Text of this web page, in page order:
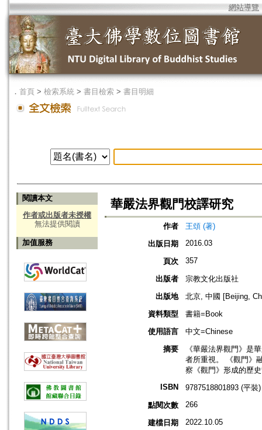
網站導覽
． 首頁 > 檢索系統 > 書目檢索 > 書目明細
閱讀本文
作者或出版者未授權
無法提供閱讀
加值服務
華嚴法界觀門校譯研究
作者
王頌 (著)
出版日期
2016.03
頁次 357
出版者
宗教文化出版社
出版地
北京, 中國 [Beijing,
資料類型
書籍=Book
使用語言
中文=Chinese
摘要
《華嚴法界觀門》是
者所重視。 《觀門》
察《觀門》形成的歷
ISBN
9787518801893 (平裝)
點閱次數
266
建檔日期 2022.10.05